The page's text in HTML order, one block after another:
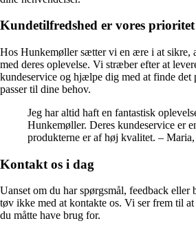
Kundetilfredshed er vores prioritet
Hos Hunkemøller sætter vi en ære i at sikre,
med deres oplevelse. Vi stræber efter at
kundeservice og hjælpe dig med at finde det
passer til dine behov.
Jeg har altid haft en fantastisk
Hunkemøller. Deres kundeservice er
produkterne er af høj kvalitet. –
Kontakt os i dag
Uanset om du har spørgsmål, feedback eller
tøv ikke med at kontakte os. Vi ser frem til
du måtte have brug for.